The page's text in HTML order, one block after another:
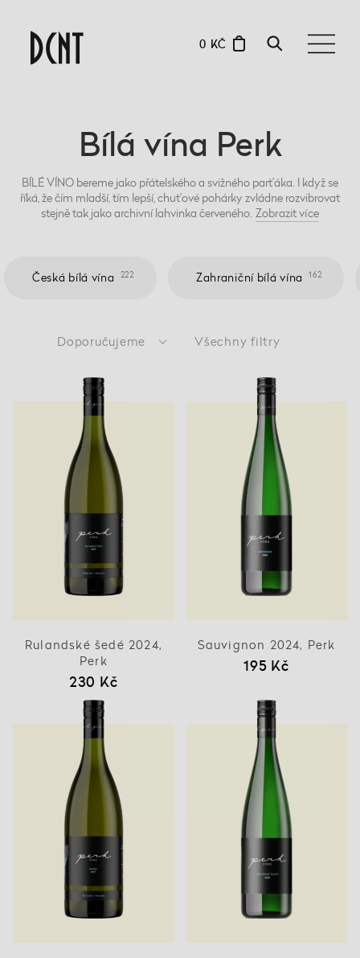
0 KČ
Bílá vína Perk
BÍLÉ VÍNO bereme jako přátelského a svižného parťáka. I když se
říká, že čím mladší, tím lepší, chuťové pohárky zvládne rozvibrovat
stejně tak jako archivní lahvinka červeného. Zobrazitvíce
Česká bílá vína 222 Zahraniční bílá vína 162
Doporučujeme Všechny filtry
Rulandské šedé 2024,
Perk
230 Kč
Sauvignon 2024, Perk
195 Kč